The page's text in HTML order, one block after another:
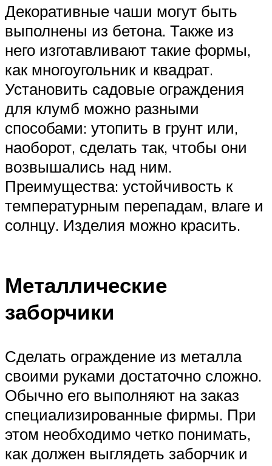
Декоративные чаши могут быть
выполнены из бетона. Также из
него изготавливают такие формы,
как многоугольник и квадрат.
Установить садовые ограждения
для клумб можно разными
способами: утопить в грунт или,
наоборот, сделать так, чтобы они
возвышались над ним.
Преимущества: устойчивость к
температурным перепадам, влаге и
солнцу. Изделия можно красить.
Металлические
заборчики
Сделать ограждение из металла
своими руками достаточно сложно.
Обычно его выполняют на заказ
специализированные фирмы. При
этом необходимо четко понимать,
как должен выглядеть заборчик и